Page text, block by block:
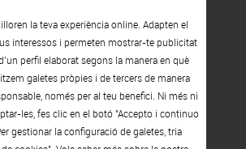
formen part de la
Casas
la teva experiència online. Adapten el
interessos i permeten mostrar-te publicitat
perfil elaborat segons la manera en què
galetes pròpies i de tercers de manera
només per al teu benefici. Ni més ni
les, fes clic en el botó "Accepto i continuo
gestionar la configuració de galetes, tria